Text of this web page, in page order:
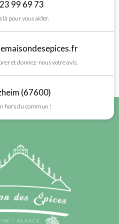
99 69 73
là pour vous aider.
et donnez-nous votre avis.
(67600)
hors du commun !